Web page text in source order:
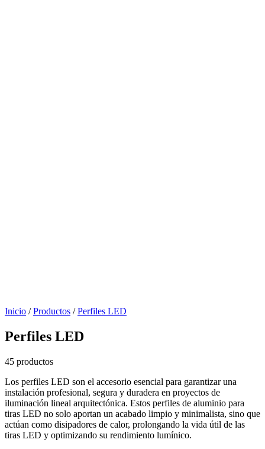
Inicio / Productos / Perfiles LED
Perfiles LED
45 productos
Los perfiles LED son el accesorio esencial para garantizar una
instalación profesional, segura y duradera en proyectos de
iluminación lineal arquitectónica. Estos perfiles de aluminio para
tiras LED no solo aportan un acabado limpio y minimalista, sino que
actúan como disipadores de calor, prolongando la vida útil de las
tiras LED y optimizando su rendimiento lumínico.